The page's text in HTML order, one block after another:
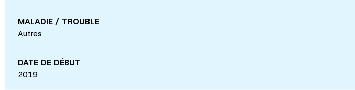
MALADIE / TROUBLE
Autres
DATE DE DÉBUT
2019